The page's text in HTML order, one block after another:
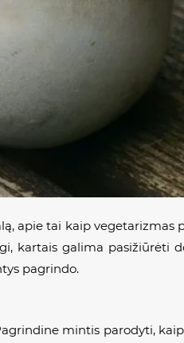
apie tai kaip vegetarizmas
kartais galima
pagrindo.
mintis parodyti,